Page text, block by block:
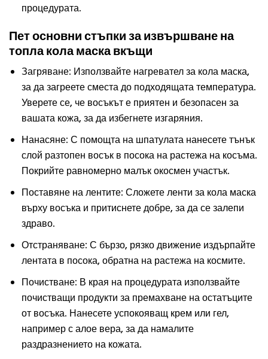
процедурата.
Пет основни стъпки за извършване на
топла кола маска вкъщи
Загряване: Използвайте нагревател за кола маска,
за да загреете сместа до подходящата температура.
Уверете се, че восъкът е приятен и безопасен за
вашата кожа, за да избегнете изгаряния.
Нанасяне: С помощта на шпатулата нанесете тънък
слой разтопен восък в посока на растежа на косъма.
Покрийте равномерно малък окосмен участък.
Поставяне на лентите: Сложете ленти за кола маска
върху восъка и притиснете добре, за да се залепи
здраво.
Отстраняване: С бързо, рязко движение издърпайте
лентата в посока, обратна на растежа на космите.
Почистване: В края на процедурата използвайте
почистващи продукти за премахване на остатъците
от восъка. Нанесете успокояващ крем или гел,
например с алое вера, за да намалите
раздразнението на кожата.